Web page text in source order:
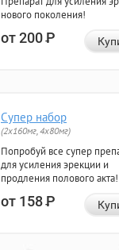
нового поколения!
от 200Р
Супер набор
(2х160мг, 4х80мг)
Попробуй все супер
для усиления эрекции и
продления полового акта!
от 158Р